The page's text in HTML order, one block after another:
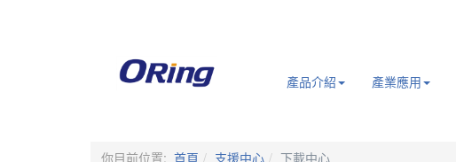
產品介紹 產業應用
你目前位置: 首頁 支援中心 下載中心